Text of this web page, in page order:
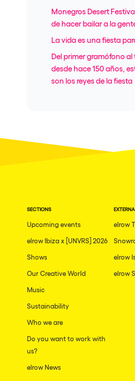
Monegros Desert
de hacer bailar a la
La vida es una fiesta
Del primer gramófono al
desde hace 150 años,
son los reyes de la fiesta
SECTIONS
Upcoming events
elrow Ibiza x [UNVRS] 2026
Shows
Our Creative World
Music
Sustainability
Who we are
Do you want to work with
us?
elrow News
elrow
elrow
elrow